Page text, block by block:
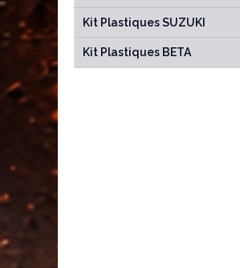
Kit Plastiques SUZUKI
Kit Plastiques BETA